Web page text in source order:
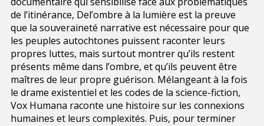
de l’itinérance, Del’ombre à la lumière est la preuve
que la souveraineté narrative est nécessaire pour que
les peuples autochtones puissent raconter leurs
propres luttes, mais surtout montrer qu’ils restent
présents même dans l’ombre, et qu’ils peuvent être
maîtres de leur propre guérison. Mélangeant à la fois
le drame existentiel et les codes de la science-fiction,
Vox Humana raconte une histoire sur les connexions
humaines et leurs complexités. Puis, pour terminer